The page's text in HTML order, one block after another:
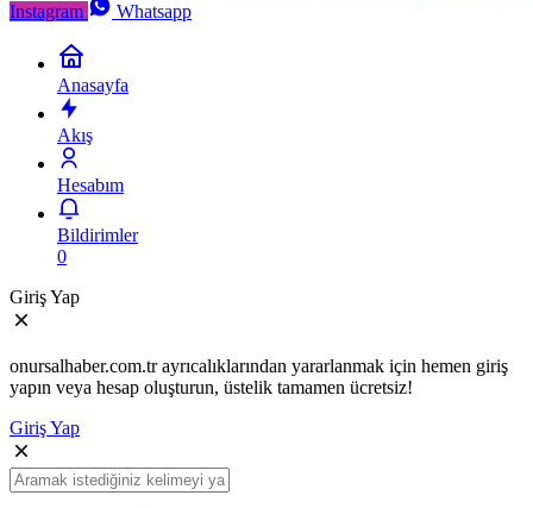
Instagram
Whatsapp
Anasayfa
Akış
Hesabım
Bildirimler
0
Giriş Yap
onursalhaber.com.tr ayrıcalıklarından yararlanmak için hemen giriş
yapın veya hesap oluşturun, üstelik tamamen ücretsiz!
Giriş Yap